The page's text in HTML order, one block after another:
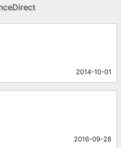
2014-10-01
2016-09-28